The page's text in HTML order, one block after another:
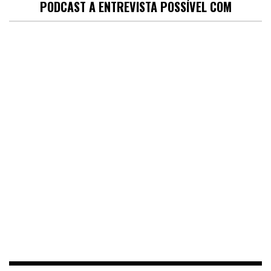
PODCAST A ENTREVISTA POSSÍVEL COM